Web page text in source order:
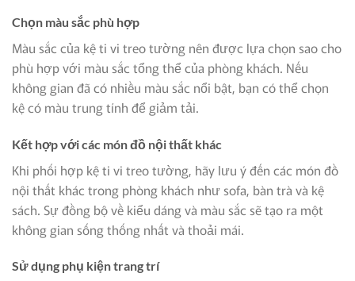
Chọn màu sắc phù hợp
Màu sắc của kệ ti vi treo tường nên được lựa chọn sao cho
phù hợp với màu sắc tổng thể của phòng khách. Nếu
không gian đã có nhiều màu sắc nổi bật, bạn có thể chọn
kệ có màu trung tính để giảm tải.
Kết hợp với các món đồ nội thất khác
Khi phối hợp kệ ti vi treo tường, hãy lưu ý đến các món đồ
nội thất khác trong phòng khách như sofa, bàn trà và kệ
sách. Sự đồng bộ về kiểu dáng và màu sắc sẽ tạo ra một
không gian sống thống nhất và thoải mái.
Sử dụng phụ kiện trang trí